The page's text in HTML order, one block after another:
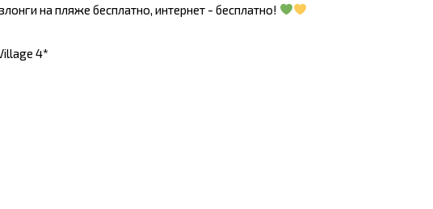
на пляже бесплатно, интернет - бесплатно!
4*